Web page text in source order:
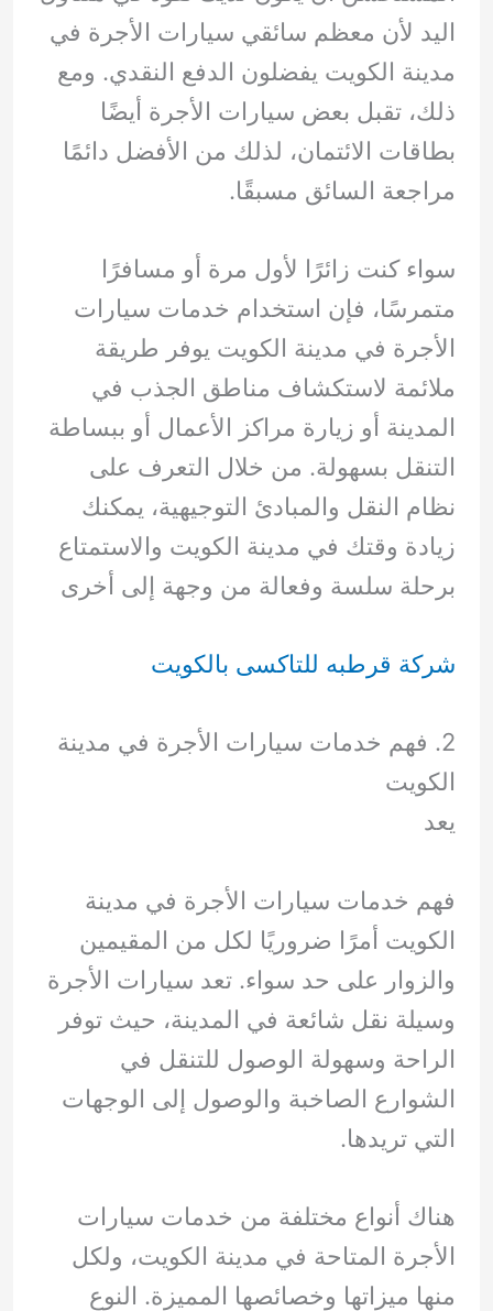
اليد لأن معظم سائقي سيارات الأجرة في
مدينة الكويت يفضلون الدفع النقدي. ومع
ذلك، تقبل بعض سيارات الأجرة أيضًا
بطاقات الائتمان، لذلك من الأفضل دائمًا
مراجعة السائق مسبقًا.
سواء كنت زائرًا لأول مرة أو مسافرًا
متمرسًا، فإن استخدام خدمات سيارات
الأجرة في مدينة الكويت يوفر طريقة
ملائمة لاستكشاف مناطق الجذب في
المدينة أو زيارة مراكز الأعمال أو ببساطة
التنقل بسهولة. من خلال التعرف على
نظام النقل والمبادئ التوجيهية، يمكنك
زيادة وقتك في مدينة الكويت والاستمتاع
برحلة سلسة وفعالة من وجهة إلى أخرى
شركة قرطبه للتاكسى بالكويت
2. فهم خدمات سيارات الأجرة في مدينة
الكويت
يعد
فهم خدمات سيارات الأجرة في مدينة
الكويت أمرًا ضروريًا لكل من المقيمين
والزوار على حد سواء. تعد سيارات الأجرة
وسيلة نقل شائعة في المدينة، حيث توفر
الراحة وسهولة الوصول للتنقل في
الشوارع الصاخبة والوصول إلى الوجهات
التي تريدها.
هناك أنواع مختلفة من خدمات سيارات
الأجرة المتاحة في مدينة الكويت، ولكل
منها ميزاتها وخصائصها المميزة. النوع